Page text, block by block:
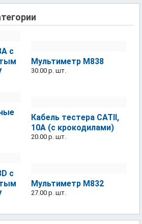
с
Мультиметр M838
30.00 р. шт.
Кабель тестера CATII,
10A (с крокодилами)
20.00 р. шт.
с
Мультиметр M832
27.00 р. шт.